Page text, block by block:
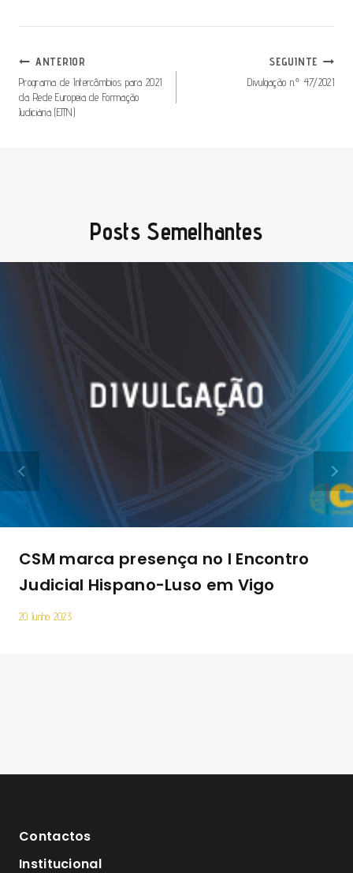
Navegação
De
Artigos
ANTERIOR
Programa de Intercâmbios para 2021
da Rede Europeia de Formação
Judiciária (EJTN)
SEGUINTE
Divulgação n.º 47/2021
Posts Semelhantes
CSM marca presença no I Encontro
Judicial Hispano-Luso em Vigo
20 Junho 2023
Contactos
Institucional